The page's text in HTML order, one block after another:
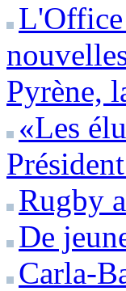
L'Office
Pyrène,
«Les
Rugby
De
Carla-